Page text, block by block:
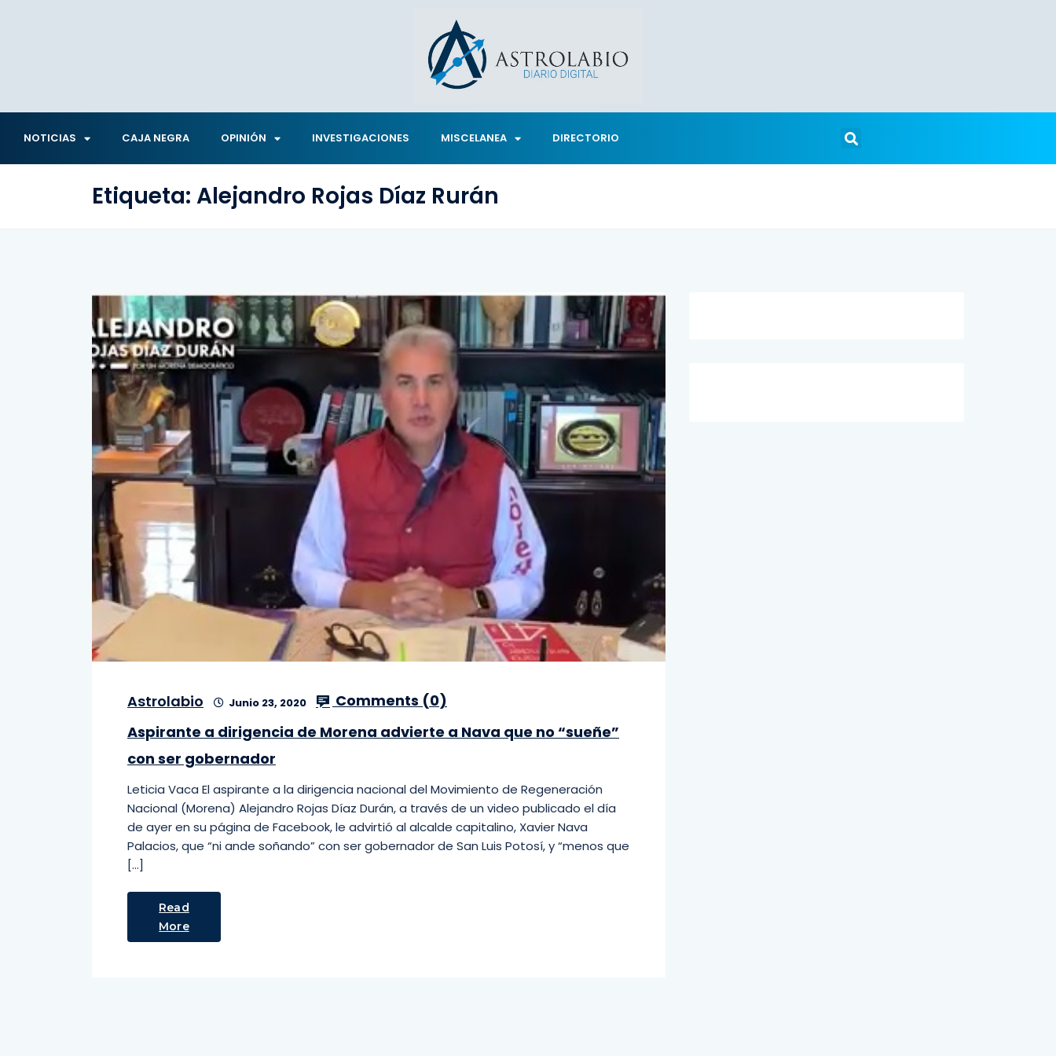
NOTICIAS CAJA NEGRA OPINIÓN INVESTIGACIONES MISCELANEA DIRECTORIO
Etiqueta: Alejandro Rojas Díaz Rurán
Astrolabio Junio 23, 2020 Comments (0)
Aspirante a dirigencia de Morena advierte a Nava que no “sueñe”
con ser gobernador
Leticia Vaca El aspirante a la dirigencia nacional del Movimiento de Regeneración
Nacional (Morena) Alejandro Rojas Díaz Durán, a través de un video publicado el día
de ayer en su página de Facebook, le advirtió al alcalde capitalino, Xavier Nava
Palacios, que “ni ande soñando” con ser gobernador de San Luis Potosí, y “menos que
[…]
Read
More